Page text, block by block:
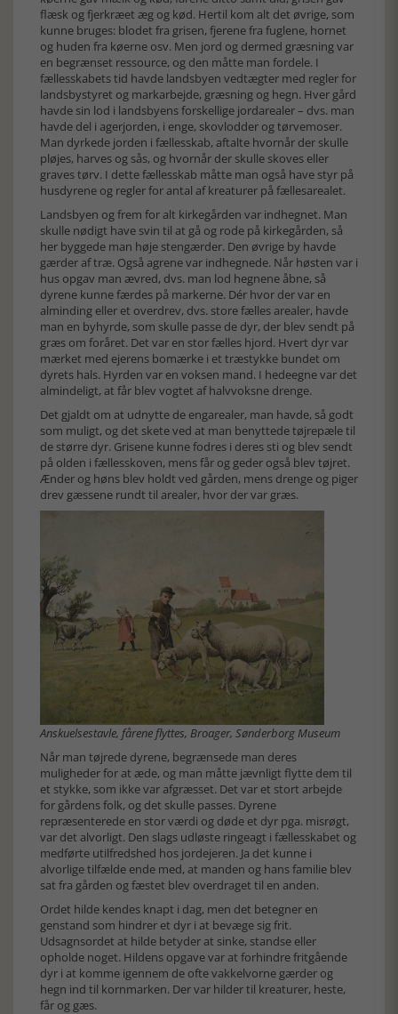
flæsk og fjerkræet æg og kød. Hertil kom alt det øvrige, som
kunne bruges: blodet fra grisen, fjerene fra fuglene, hornet
og huden fra køerne osv. Men jord og dermed græsning var
en begrænset ressource, og den måtte man fordele. I
fællesskabets tid havde landsbyen vedtægter med regler for
landsbystyret og markarbejde, græsning og hegn. Hver gård
havde sin lod i landsbyens forskellige jordarealer – dvs. man
havde del i agerjorden, i enge, skovlodder og tørvemoser.
Man dyrkede jorden i fællesskab, aftalte hvornår der skulle
pløjes, harves og sås, og hvornår der skulle skoves eller
graves tørv. I dette fællesskab måtte man også have styr på
husdyrene og regler for antal af kreaturer på fællesarealet.
Landsbyen og frem for alt kirkegården var indhegnet. Man
skulle nødigt have svin til at gå og rode på kirkegården, så
her byggede man høje stengærder. Den øvrige by havde
gærder af træ. Også agrene var indhegnede. Når høsten var i
hus opgav man ævred, dvs. man lod hegnene åbne, så
dyrene kunne færdes på markerne. Dér hvor der var en
alminding eller et overdrev, dvs. store fælles arealer, havde
man en byhyrde, som skulle passe de dyr, der blev sendt på
græs om foråret. Det var en stor fælles hjord. Hvert dyr var
mærket med ejerens bomærke i et træstykke bundet om
dyrets hals. Hyrden var en voksen mand. I hedeegne var det
almindeligt, at får blev vogtet af halvvoksne drenge.
Det gjaldt om at udnytte de engarealer, man havde, så godt
som muligt, og det skete ved at man benyttede tøjrepæle til
de større dyr. Grisene kunne fodres i deres sti og blev sendt
på olden i fællesskoven, mens får og geder også blev tøjret.
Ænder og høns blev holdt ved gården, mens drenge og piger
drev gæssene rundt til arealer, hvor der var græs.
Anskuelsestavle, fårene flyttes, Broager, Sønderborg Museum
Når man tøjrede dyrene, begrænsede man deres
muligheder for at æde, og man måtte jævnligt flytte dem til
et stykke, som ikke var afgræsset. Det var et stort arbejde
for gårdens folk, og det skulle passes. Dyrene
repræsenterede en stor værdi og døde et dyr pga. misrøgt,
var det alvorligt. Den slags udløste ringeagt i fællesskabet og
medførte utilfredshed hos jordejeren. Ja det kunne i
alvorlige tilfælde ende med, at manden og hans familie blev
sat fra gården og fæstet blev overdraget til en anden.
Ordet hilde kendes knapt i dag, men det betegner en
genstand som hindrer et dyr i at bevæge sig frit.
Udsagnsordet at hilde betyder at sinke, standse eller
opholde noget. Hildens opgave var at forhindre fritgående
dyr i at komme igennem de ofte vakkelvorne gærder og
hegn ind til kornmarken. Der var hilder til kreaturer, heste,
får og gæs.